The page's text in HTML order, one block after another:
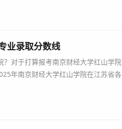
业录取分数线
对于打算报考南京财经大学红山学院
年南京财经大学红山学院在江苏省各